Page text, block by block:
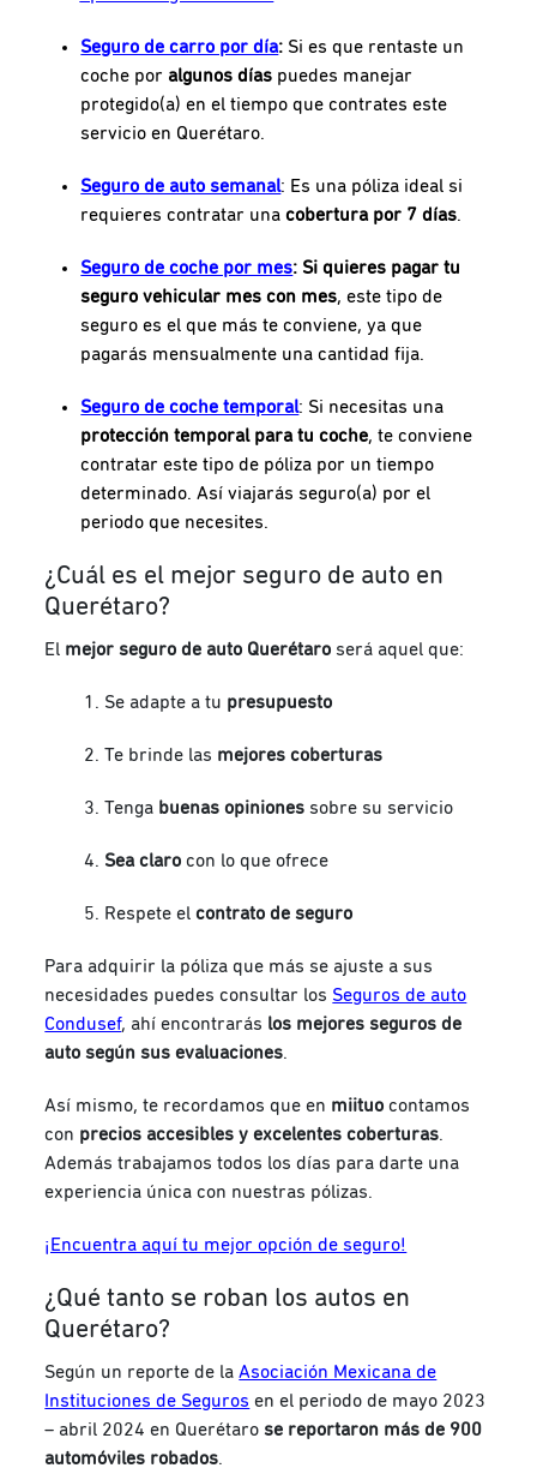
Seguro de carro por día: Si es que rentaste un
coche por algunos días puedes manejar
protegido(a) en el tiempo que contrates este
servicio en Querétaro.
Seguro de auto semanal: Es una póliza ideal si
requieres contratar unacobertura por 7 días.
Seguro de coche por mes: Si quieres pagar tu
seguro vehicular mes con mes, este tipo de
seguro es el que más te conviene, ya que
pagarás mensualmente una cantidad fija.
Seguro de coche temporal: Si necesitas una
protección temporal para tu coche, te conviene
contratar este tipo de póliza por un tiempo
determinado. Así viajarás seguro(a) por el
periodo que necesites.
¿Cuál es el mejor seguro de auto en
Querétaro?
El mejor seguro de auto Querétaro será aquel que:
Se adapte a tu presupuesto
Te brinde las mejores coberturas
Tenga buenas opiniones sobre su servicio
Sea claro con lo que ofrece
Respete elcontrato de seguro
Para adquirir la póliza que más se ajuste a sus
necesidades puedes consultar los Seguros de auto
Condusef, ahí encontrarás los mejores seguros de
auto según sus evaluaciones.
Así mismo, te recordamos que en miituo contamos
con precios accesibles y excelentes coberturas.
Además trabajamos todos los días para darte una
experiencia única con nuestras pólizas.
¡Encuentra aquí tu mejor opción de seguro!
¿Qué tanto se roban los autos en
Querétaro?
Según un reporte de laAsociación Mexicana de
Instituciones de Seguros en el periodo de mayo 2023
– abril 2024 en Querétarose reportaron más de 900
automóviles robados.